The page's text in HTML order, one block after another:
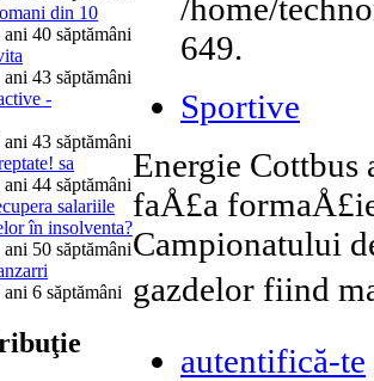
din 10
40 săptămâni
43 săptămâni
-
43 săptămâni
sa
44 săptămâni
salariile
în insolventa?
50 săptămâni
6 săptămâni
/home/
649.
Sportive
Energie
faÅ£a
Campionatului
gazdelor fiind
autentifică-te